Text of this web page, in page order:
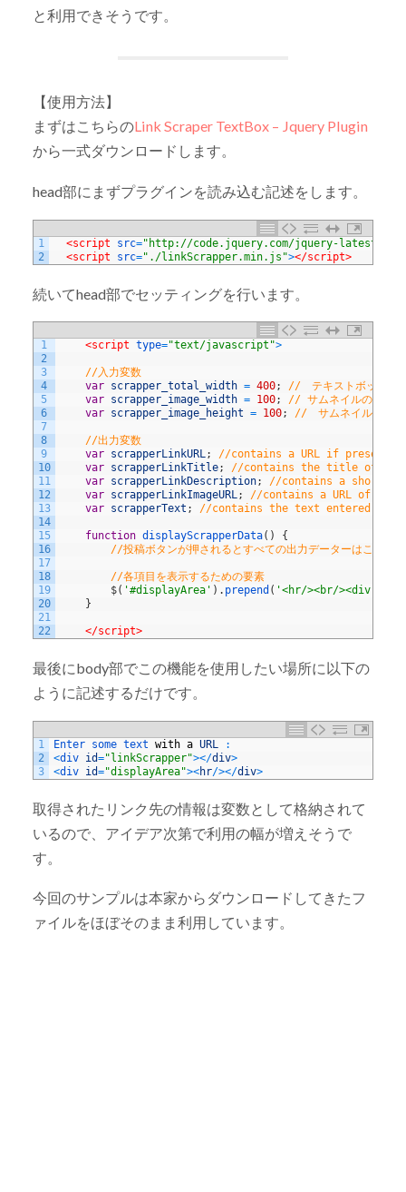
と利用できそうです。
【使用方法】
まずはこちらのLink Scraper TextBox – Jquery Plugin
から一式ダウンロードします。
head部にまずプラグインを読み込む記述をします。
1
2
<script src="http://code.jquery.com/jquery-latest.js"
<script src="./linkScrapper.min.js"></script>
続いてhead部でセッティングを行います。
1
2
3
4
5
6
7
8
9
10
11
12
13
14
15
16
17
18
19
20
21
22
<script type="text/javascript">
//入力変数
var scrapper_total_width = 400;
//　テキストボックス
var scrapper_image_width = 100;
// サムネイルの幅
var scrapper_image_height = 100; //　サムネイルの高さ
//出力変数
var scrapperLinkURL;
//contains a URL if present
var scrapperLinkTitle;
//contains the title of the
var scrapperLinkDescription;
//contains a short
var scrapperLinkImageURL;
//contains a URL of the
var scrapperText ; //contains the text entered in
function displayScrapperData( )
{
//投稿ボタンが押されるとすべての出力データーはここに
//各項目を表示するための要素
$( '#displayArea' ) . prepend ( '<hr/><br/><div
}
</script>
最後にbody部でこの機能を使用したい場所に以下の
ように記述するだけです。
1
2
3
Enter some text with a URL
:
<div id="linkScrapper"></div>
<div id="displayArea"><hr/></div>
取得されたリンク先の情報は変数として格納されて
いるので、アイデア次第で利用の幅が増えそうで
す。
今回のサンプルは本家からダウンロードしてきたフ
ァイルをほぼそのまま利用しています。